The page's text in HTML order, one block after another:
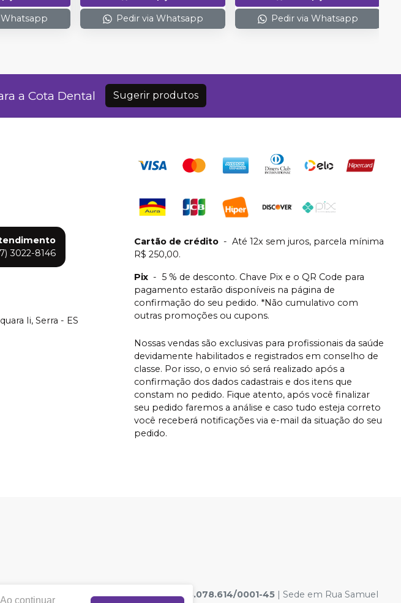
Whatsapp Pedir via Whatsapp Pedir via Whatsapp
a Cota Dental Sugerir produtos
3022-8146
Ii, Serra - ES
Cartão de crédito - Até 12x sem juros, parcela mínima
R$ 250,00.
Pix - 5 % de desconto. Chave Pix e o QR Code para
pagamento estarão disponíveis na página de
confirmação do seu pedido. *Não cumulativo com
outras promoções ou cupons.
Nossas vendas são exclusivas para profissionais da saúde
devidamente habilitados e registrados em conselho de
classe. Por isso, o envio só será realizado após a
confirmação dos dados cadastrais e dos itens que
constam no pedido. Fique atento, após você finalizar
seu pedido faremos a análise e caso tudo esteja correto
você receberá notificações via e-mail da situação do seu
pedido.
NEGOCIAÇÕES ELETRÔNICAS LTDA|33.078.614/0001-45 | Sede em Rua Samuel
continuar